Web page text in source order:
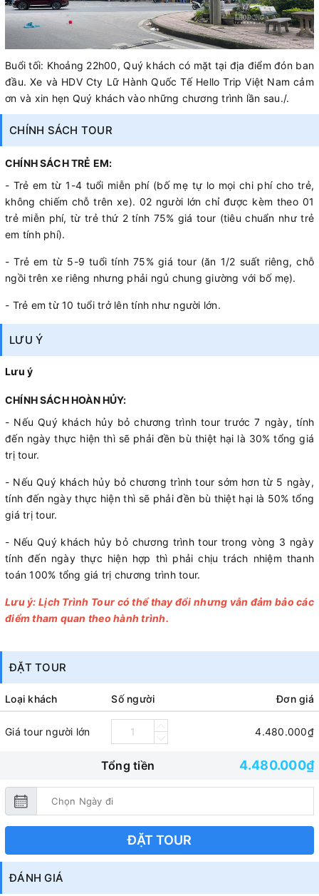
Buổi tối: Khoảng 22h00, Quý khách có mặt tại địa điểm đón ban
đầu. Xe và HDV Cty Lữ Hành Quốc Tế Hello Trip Việt Nam cảm
ơn và xin hẹn Quý khách vào những chương trình lần sau./.
CHÍNH SÁCH TOUR
CHÍNH SÁCH TRẺ EM:
- Trẻ em từ 1-4 tuổi miễn phí (bố mẹ tự lo mọi chi phí cho trẻ,
không chiếm chỗ trên xe). 02 người lớn chỉ được kèm theo 01
trẻ miễn phí, từ trẻ thứ 2 tính 75% giá tour (tiêu chuẩn như trẻ
em tính phí).
- Trẻ em từ 5-9 tuổi tính 75% giá tour (ăn 1/2 suất riêng, chỗ
ngồi trên xe riêng nhưng phải ngủ chung giường với bố mẹ).
- Trẻ em từ 10 tuổi trở lên tính như người lớn.
LƯU Ý
Lưu ý
CHÍNH SÁCH HOÀN HỦY:
- Nếu Quý khách hủy bỏ chương trình tour trước 7 ngày, tính
đến ngày thực hiện thì sẽ phải đền bù thiệt hại là 30% tổng giá
trị tour.
- Nếu Quý khách hủy bỏ chương trình tour sớm hơn từ 5 ngày,
tính đến ngày thực hiện thì sẽ phải đền bù thiệt hại là 50% tổng
giá trị tour.
- Nếu Quý khách hủy bỏ chương trình tour trong vòng 3 ngày
tính đến ngày thực hiện hợp thì phải chịu trách nhiệm thanh
toán 100% tổng giá trị chương trình tour.
Lưu ý: Lịch Trình Tour có thể thay đổi nhưng vẫn đảm bảo các
điểm tham quan theo hành trình.
ĐẶT TOUR
Loại khách Số người Đơn giá
Giá tour người lớn 4.480.000₫
Tổng tiền 4.480.000₫
ĐẶT TOUR
ĐÁNH GIÁ